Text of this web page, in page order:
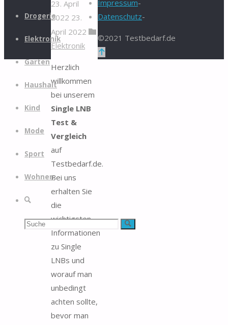
springenDrogerie
Elektronik
Garten
Haushalt
Kind
Mode
Sport
Wohnen
Suchen Suche
23. April
2022 23.
April 2022
Elektronik
Herzlich
willkommen
bei unserem
Single LNB
Test &
Vergleich
auf
Testbedarf.de.
Bei uns
erhalten Sie
die
wichtigsten
Informationen
zu Single
LNBs und
worauf man
unbedingt
achten sollte,
bevor man
Impressum-
Datenschutz-
©2021 Testbedarf.de
Zurück